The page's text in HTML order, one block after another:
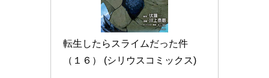
転生したらスライムだった件
（１６） (シリウスコミックス)